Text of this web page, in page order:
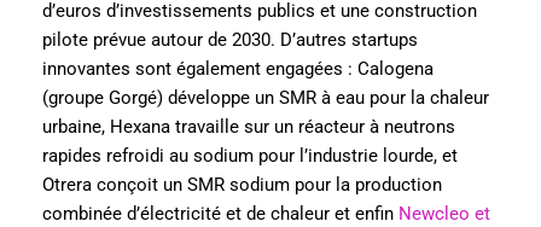
d’euros d’investissements publics et une construction
pilote prévue autour de 2030. D’autres startups
innovantes sont également engagées : Calogena
(groupe Gorgé) développe un SMR à eau pour la chaleur
urbaine, Hexana travaille sur un réacteur à neutrons
rapides refroidi au sodium pour l’industrie lourde, et
Otrera conçoit un SMR sodium pour la production
combinée d’électricité et de chaleur et enfin Newcleo et